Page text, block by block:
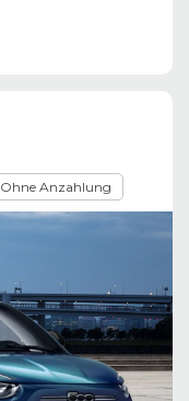
Ohne Anzahlung